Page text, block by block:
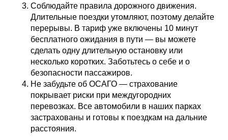
Соблюдайте правила дорожного движения.
Длительные поездки утомляют, поэтому делайте
перерывы. В тариф уже включены 10 минут
бесплатного ожидания в пути — вы можете
сделать одну длительную остановку или
несколько коротких. Заботьтесь о себе и о
безопасности пассажиров.
Не забудьте об ОСАГО — страхование
покрывает риски при междугородних
перевозках. Все автомобили в наших парках
застрахованы и готовы к поездкам на дальние
расстояния.